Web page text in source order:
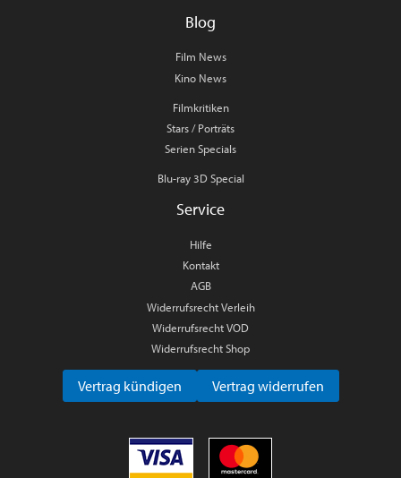
Blog
Film News
Kino News
Filmkritiken
Stars / Porträts
Serien Specials
Blu-ray 3D Special
Service
Hilfe
Kontakt
AGB
Widerrufsrecht Verleih
Widerrufsrecht VOD
Widerrufsrecht Shop
Vertrag kündigen Vertrag widerrufen